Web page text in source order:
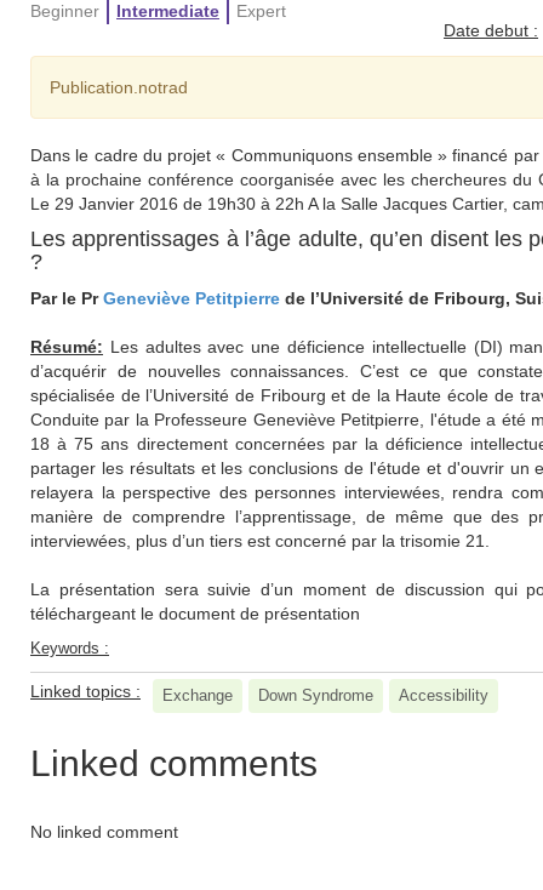
Beginner
Intermediate
Expert
Date debut :
Publication.notrad
Dans le cadre du projet « Communiquons ensemble » financé
à la prochaine conférence coorganisée avec les chercheures
Le 29 Janvier 2016 de 19h30 à 22h A la Salle Jacques Cartier,
Les apprentissages à l’âge adulte, qu’en disent
?
Par le PrGeneviève Petitpierre de l’Université de Fribourg,
Résumé: Les adultes avec une déficience intellectuelle (DI)
d’acquérir de nouvelles connaissances. C’est ce que
spécialisée de l’Université de Fribourg et de la Haute école de
Conduite par la Professeure Geneviève Petitpierre, l'étude a été
18 à 75 ans directement concernées par la déficience
partager les résultats et les conclusions de l'étude et d'ouvrir
relayera la perspective des personnes interviewées, rendra
manière de comprendre l’apprentissage, de même que des
interviewées, plus d’un tiers est concerné par la trisomie 21.
La présentation sera suivie d’un moment de discussion qui
téléchargeant le document de présentation
Keywords :
Linked topics : Exchange Down Syndrome Accessibility
Linked comments
No linked comment